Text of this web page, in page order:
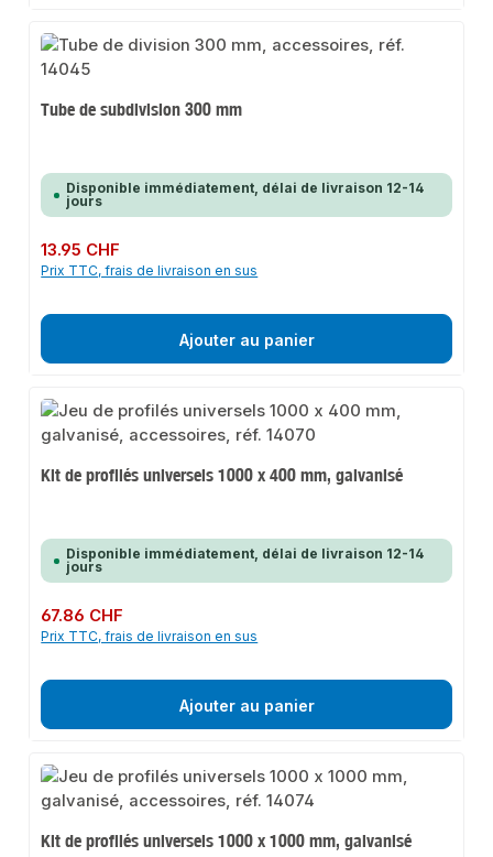
Tube de subdivision 300 mm
Disponible immédiatement, délai de livraison 12-14
jours
Prix régulier :
13.95 CHF
Prix TTC, frais de livraison en sus
Ajouter au panier
Kit de profilés universels 1000 x 400 mm, galvanisé
Disponible immédiatement, délai de livraison 12-14
jours
Prix régulier :
67.86 CHF
Prix TTC, frais de livraison en sus
Ajouter au panier
Kit de profilés universels 1000 x 1000 mm, galvanisé